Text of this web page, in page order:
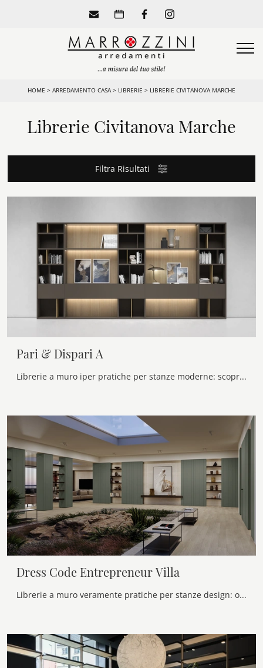
HOME > ARREDAMENTO CASA> LIBRERIE > LIBRERIE CIVITANOVA MARCHE
Librerie Civitanova Marche
Filtra Risultati
Pari & Dispari A
Librerie a muro iper pratiche per stanze moderne: scopri di più sul modello Pari & Dispari A della marca Presotto!
Dress Code Entrepreneur Villa
Librerie a muro veramente pratiche per stanze design: ottieni informazioni sul modello Dress Code Entrepreneur Villa del marchio Olivieri!